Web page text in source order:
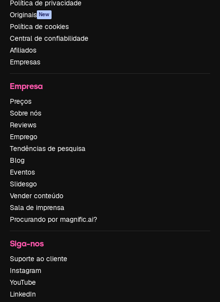
Política de privacidade
Originais New
Política de cookies
Central de confiabilidade
Afiliados
Empresas
Empresa
Preços
Sobre nós
Reviews
Emprego
Tendências de pesquisa
Blog
Eventos
Slidesgo
Vender conteúdo
Sala de imprensa
Procurando por magnific.ai?
Siga-nos
Suporte ao cliente
Instagram
YouTube
LinkedIn